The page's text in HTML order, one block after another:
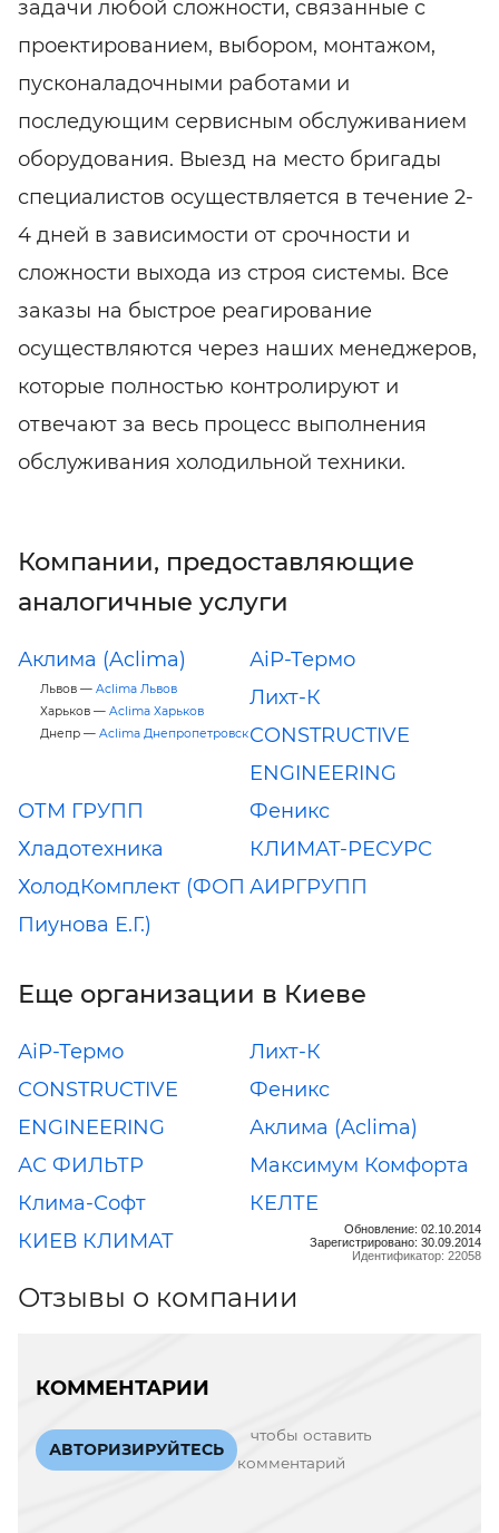
задачи любой сложности, связанные с
проектированием, выбором, монтажом,
пусконаладочными работами и
последующим сервисным обслуживанием
оборудования. Выезд на место бригады
специалистов осуществляется в течение 2-
4 дней в зависимости от срочности и
сложности выхода из строя системы. Все
заказы на быстрое реагирование
осуществляются через наших менеджеров,
которые полностью контролируют и
отвечают за весь процесс выполнения
обслуживания холодильной техники.
Компании, предоставляющие
аналогичные услуги
Аклима (Aclima)
Львов — Aclima Львов
Харьков — Aclima Харьков
Днепр — Aclima Днепропетровск
АiР-Термо
Лихт-К
CONSTRUCTIVE
ENGINEERING
ОТМ ГРУПП
Феникс
Хладотехника
КЛИМАТ-РЕСУРС
ХолодКомплект (ФОП
Пиунова Е.Г.)
АИРГРУПП
Еще организации в Киеве
АiР-Термо
Лихт-К
CONSTRUCTIVE
ENGINEERING
Феникс
Аклима (Aclima)
АС ФИЛЬТР
Максимум Комфорта
Клима-Софт
КЕЛТЕ
КИЕВ КЛИМАТ
Обновление: 02.10.2014
Зарегистрировано: 30.09.2014
Идентификатор: 22058
Отзывы о компании
КОММЕНТАРИИ
АВТОРИЗИРУЙТЕСЬ
чтобы оставить
комментарий